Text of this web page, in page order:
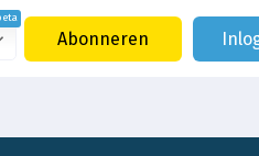
Abonneren